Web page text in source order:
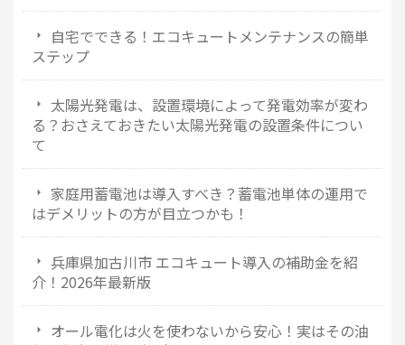
自宅でできる！エコキュートメンテナンスの簡単
ステップ
太陽光発電は、設置環境によって発電効率が変わ
る？おさえておきたい太陽光発電の設置条件につい
て
家庭用蓄電池は導入すべき？蓄電池単体の運用で
はデメリットの方が目立つかも！
兵庫県加古川市 エコキュート導入の補助金を紹
介！2026年最新版
オール電化は火を使わないから安心！実はその油